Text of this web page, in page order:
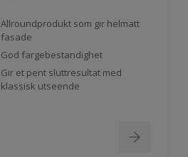
Allroundprodukt som gir helmatt
fasade
God fargebestandighet
Gir et pent sluttresultat med
klassisk utseende